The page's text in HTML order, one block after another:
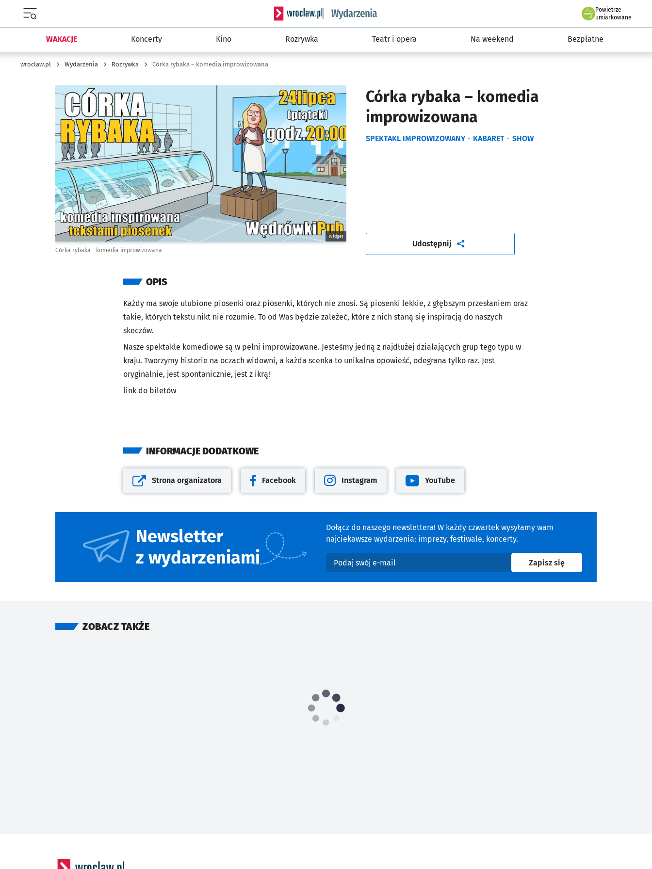
Serwis informacyjny wroclaw.pl podserwis: Wydarzenia
Powietrze
we Wrocławiu
umiarkowane
WAKACJE Koncerty Kino Rozrywka Teatr i opera Na weekend Bezpłatne
wroclaw.pl Wydarzenia Rozrywka Córka rybaka – komedia improwizowana
Córka rybaka – komedia
improwizowana
SPEKTAKL IMPROWIZOWANY KABARET SHOW
Kliknij, aby powiększyć
Widget
Córka rybaka - komedia improwizowana
Udostępnijartykuł
OPIS
Każdy ma swoje ulubione piosenki oraz piosenki, których nie znosi. Są piosenki lekkie, z głębszym przesłaniem oraz
takie, których tekstu nikt nie rozumie. To od Was będzie zależeć, które z nich staną się inspiracją do naszych
skeczów.
Nasze spektakle komediowe są w pełni improwizowane. Jesteśmy jedną z najdłużej działających grup tego typu w
kraju. Tworzymy historie na oczach widowni, a każda scenka to unikalna opowieść, odegrana tylko raz. Jest
oryginalnie, jest spontanicznie, jest z ikrą!
link do biletów
INFORMACJE DODATKOWE
Otwiera się w nowej karcie
Strona organizatora
Otwiera się w nowej karcie
Facebook
Otwiera się w nowej karcie
Instagram
Otwiera się w nowej karcie
YouTube
Newsletter
z wydarzeniami
Dołącz do naszego newslettera! W każdy czwartek wysyłamy wam
najciekawsze wydarzenia: imprezy, festiwale, koncerty.
Podaj swój e-mail
Zapisz sięna newsletter
ZOBACZ TAKŻE